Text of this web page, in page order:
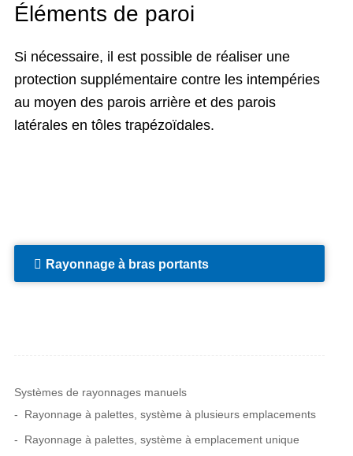
Éléments de paroi
Si nécessaire, il est possible de réaliser une
protection supplémentaire contre les intempéries
au moyen des parois arrière et des parois
latérales en tôles trapézoïdales.
Rayonnage à bras portants
Systèmes de rayonnages manuels
Rayonnage à palettes, système à plusieurs emplacements
Rayonnage à palettes, système à emplacement unique